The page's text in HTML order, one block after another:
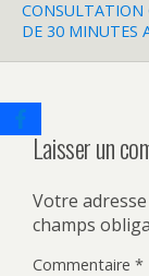
CONSULTATION
DE 30 MINUTES
Laisser un
Votre
champs
Commentaire *